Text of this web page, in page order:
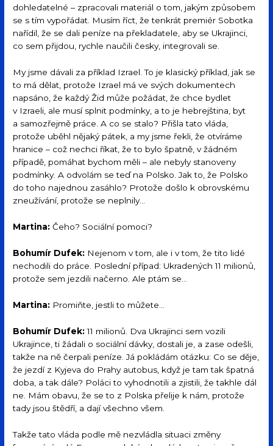
dohledatelné – zpracovali materiál o tom, jakým způsobem
se s tím vypořádat. Musím říct, že tenkrát premiér Sobotka
nařídil, že se dali peníze na překladatele, aby se Ukrajinci,
co sem přijdou, rychle naučili česky, integrovali se.
My jsme dávali za příklad Izrael. To je klasický příklad, jak se
to má dělat, protože Izrael má ve svých dokumentech
napsáno, že každý Žid může požádat, že chce bydlet
v Izraeli, ale musí splnit podmínky, a to je hebrejština, byt
a samozřejmě práce. A co se stalo? Přišla tato vláda,
protože uběhl nějaký pátek, a my jsme řekli, že otvíráme
hranice – což nechci říkat, že to bylo špatně, v žádném
případě, pomáhat bychom měli – ale nebyly stanoveny
podmínky. A odvolám se teď na Polsko. Jak to, že Polsko
do toho najednou zasáhlo? Protože došlo k obrovskému
zneužívání, protože se neplnily…
Martina: Čeho? Sociální pomoci?
Bohumír Dufek: Nejenom v tom, ale i v tom, že tito lidé
nechodili do práce. Poslední případ: Ukradených 11 milionů,
protože sem jezdili načerno. Ale ptám se…
Martina: Promiňte, jestli to můžete…
Bohumír Dufek:11 milionů. Dva Ukrajinci sem vozili
Ukrajince, ti žádali o sociální dávky, dostali je, a zase odešli,
takže na ně čerpali peníze. Já pokládám otázku: Co se děje,
že jezdí z Kyjeva do Prahy autobus, když je tam tak špatná
doba, a tak dále? Poláci to vyhodnotili a zjistili, že takhle dál
ne. Mám obavu, že se to z Polska přelije k nám, protože
tady jsou štědří, a dají všechno všem.
Takže tato vláda podle mě nezvládla situaci změny